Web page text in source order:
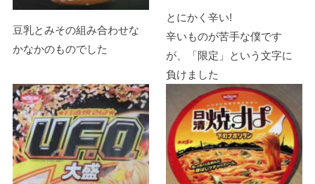
豆乳とみその組み合わせな
かなかのものでした
とにかく辛い!
辛いものが苦手な僕です
が、「限定」という文字に
負けました